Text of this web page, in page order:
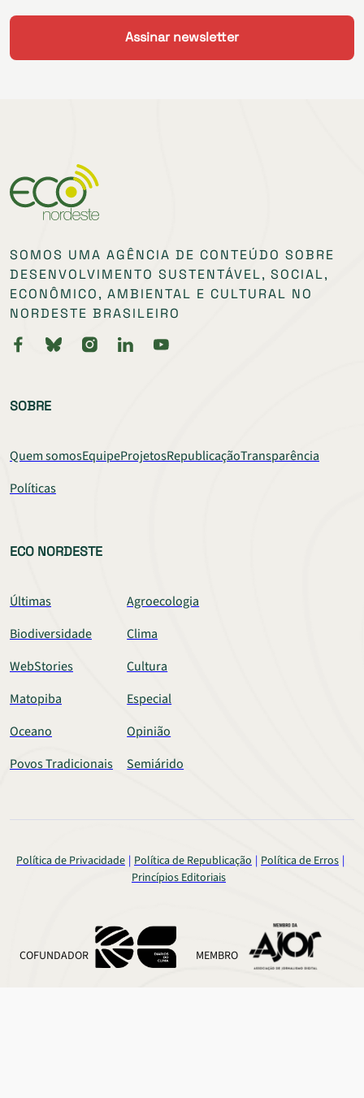
SOMOS UMA AGÊNCIA DE CONTEÚDO SOBRE
DESENVOLVIMENTO SUSTENTÁVEL, SOCIAL,
ECONÔMICO, AMBIENTAL E CULTURAL NO
NORDESTE BRASILEIRO
SOBRE
Quem somosEquipeProjetosRepublicaçãoTransparência
Políticas
ECO NORDESTE
Últimas
Agroecologia
Biodiversidade
Clima
WebStories
Cultura
Matopiba
Especial
Oceano
Opinião
Povos Tradicionais
Semiárido
Política de Privacidade Política de Republicação Política de Erros
Princípios Editoriais
COFUNDADOR MEMBRO